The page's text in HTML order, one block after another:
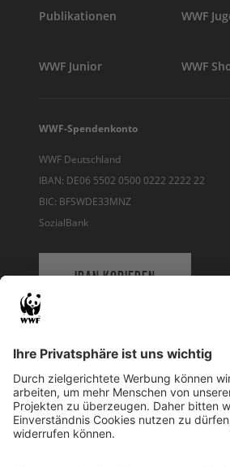
Publikationen WWF
WWF Junior WWF
WWF-Spendenkonto
WWF Deutschland
IBAN: DE06 5502 0500 0222 2222 22
BIC: BFSWDE33MNZ
SozialBank
IBAN KOPIEREN
WWF Deutschland
Reinhardtstr. 18
10117 Berlin